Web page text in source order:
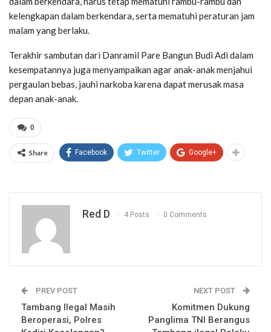
kelengkapan dalam berkendara, serta mematuhi peraturan jam
malam yang berlaku.
Terakhir sambutan dari Danramil Pare Bangun Budi Adi dalam
kesempatannya juga menyampaikan agar anak-anak menjahui
pergaulan bebas, jauhi narkoba karena dapat merusak masa
depan anak-anak.
0
Share Facebook Twitter Google+
Red D 4 Posts 0 Comments
PREV POST
Tambang Ilegal Masih
Beroperasi, Polres
NEXT POST
Komitmen Dukung
Panglima TNI Berangus